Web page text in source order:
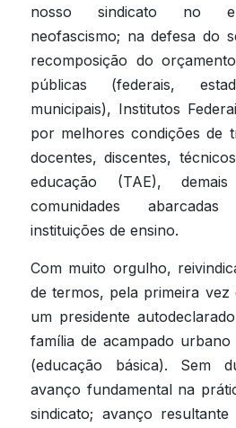
nosso sindicato no
neofascismo; na defesa do
recomposição do
públicas (federais,
municipais), Institutos
por melhores condições de
docentes, discentes,
educação (TAE),
comunidades
instituições de ensino.
Com muito orgulho,
de termos, pela primeira vez
um presidente
família de acampado
(educação básica). Sem
avanço fundamental na
sindicato; avanço